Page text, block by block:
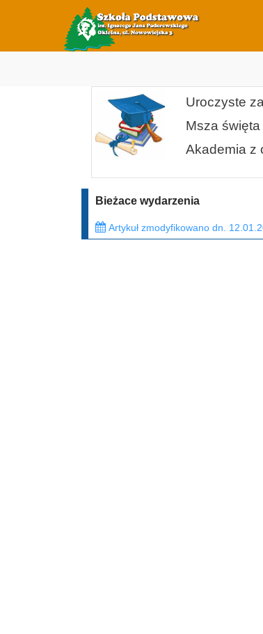
Uroczyste
Msza
Akademia z
Bieżace wydarzenia
Artykuł zmodyfikowano dn.